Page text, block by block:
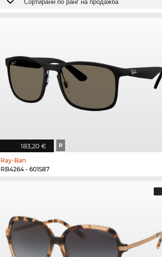
183,20 € P
Ray-Ban
RB4264 - 601S87